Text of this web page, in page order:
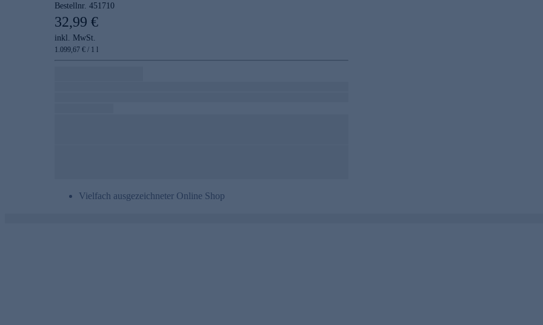
Bestellnr. 451710
32,99 €
inkl. MwSt.
1.099,67 € / 1 l
Vielfach ausgezeichneter Online Shop